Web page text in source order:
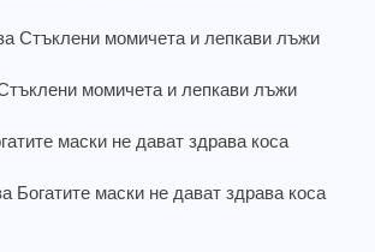
Стъклени момичета и лепкави лъжи
момичета и лепкави лъжи
маски не дават здрава коса
Богатите маски не дават здрава коса